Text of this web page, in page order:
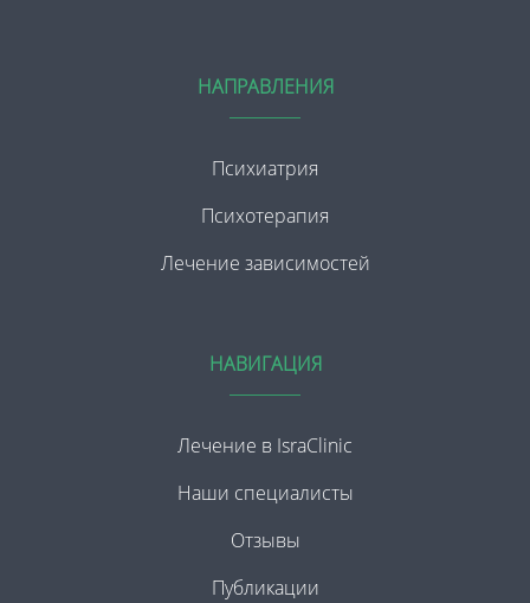
НАПРАВЛЕНИЯ
Психиатрия
Психотерапия
Лечение зависимостей
НАВИГАЦИЯ
Лечение в IsraClinic
Наши специалисты
Отзывы
Публикации